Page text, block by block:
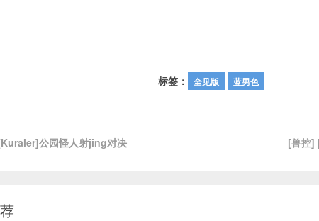
标签： 全见版 蓝男色
公园怪人射jing对决
[兽控]